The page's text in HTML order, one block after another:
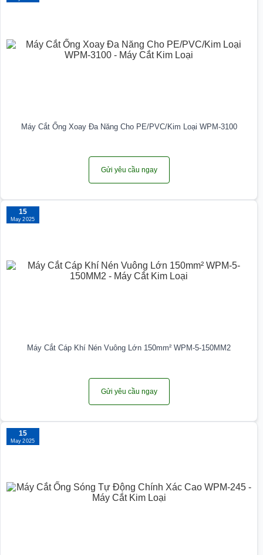
Máy Cắt Ống Xoay Đa Năng Cho PE/PVC/Kim Loại WPM-3100
Gửi yêu cầu ngay
15
May 2025
Máy Cắt Cáp Khí Nén Vuông Lớn 150mm² WPM-5-150MM2
Gửi yêu cầu ngay
15
May 2025